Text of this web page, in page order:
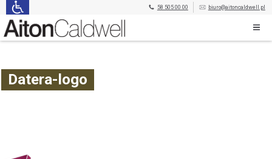
58 505 00 00 biuro@aitoncaldwell.pl
Datera-logo